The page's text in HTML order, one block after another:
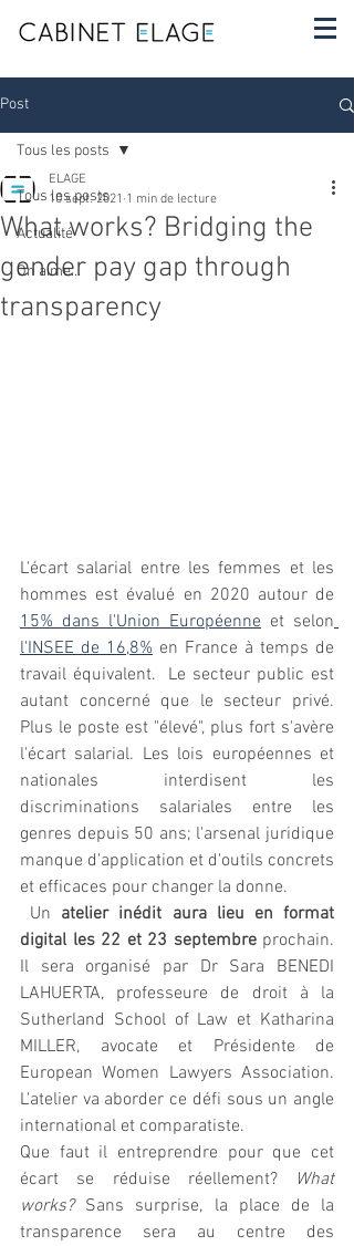
Post
Tous les posts
Actualité
On aime...
Tous les posts
What works? Bridging the
gender pay gap through
transparency
ELAGE
10 sept. 2021 1 min de lecture
L'écart salarial entre les femmes et les
15% dans l'Union Européenne et selon
l'INSEE de 16,8% en France à temps de
travail équivalent.  Le secteur public est
autant concerné que le secteur privé.
Plus le poste est "élevé", plus fort s'avère
l'écart salarial. Les lois européennes et
nationales interdisent les
discriminations salariales entre les
genres depuis 50 ans; l'arsenal juridique
manque d'application et d'outils concrets
et efficaces pour changer la donne.
Un atelier inédit aura lieu en format
digital les 22 et 23 septembre prochain.
Il sera organisé par Dr Sara BENEDI
LAHUERTA, professeure de droit à la
Sutherland School of Law et Katharina
MILLER, avocate et Présidente de
European Women Lawyers Association.
L'atelier va aborder ce défi sous un angle
international et comparatiste.
Que faut il entreprendre pour que cet
écart se réduise réellement?
What
works? Sans surprise, la place de la
transparence sera au centre des